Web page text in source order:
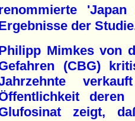
'Japan
der
Mimkes von
(CBG)
zeigt,